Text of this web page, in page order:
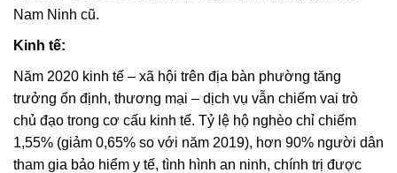
Nam Ninh cũ.
Kinh tế:
Năm 2020 kinh tế – xã hội trên địa bàn phường tăng
trưởng ổn định, thương mại – dịch vụ vẫn chiếm vai trò
chủ đạo trong cơ cấu kinh tế. Tỷ lệ hộ nghèo chỉ chiếm
1,55% (giảm 0,65% so với năm 2019), hơn 90% người dân
tham gia bảo hiểm y tế, tình hình an ninh, chính trị được